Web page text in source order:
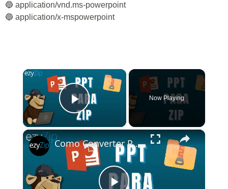
🔵 application/vnd.ms-powerpoint
🔵 application/x-mspowerpoint
×
Play Video
Now Playing
×
Como Converter PPT para ZIP Online (Guia Simples)